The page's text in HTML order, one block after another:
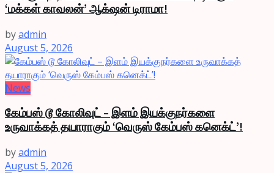
‘மக்கள் காவலன்’ ஆக்‌ஷன் டிராமா!
byadmin
August 5, 2026
News
கேம்பஸ் டூ கோலிவுட் – இளம் இயக்குநர்களை
உருவாக்கத் தயாராகும் ‘வெருஸ் கேம்பஸ் கனெக்ட்’!
byadmin
August 5, 2026